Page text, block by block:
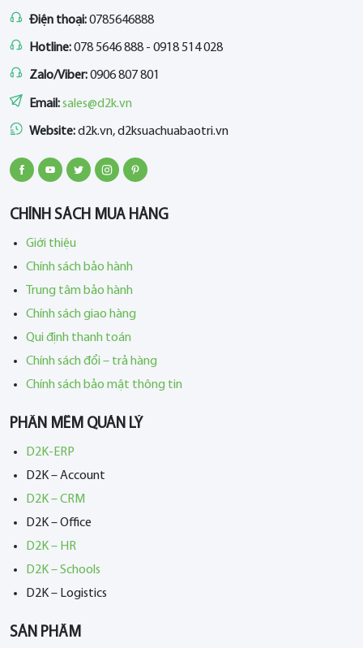
Điện thoại:0785646888
Hotline:078 5646 888 - 0918 514 028
Zalo/Viber:0906 807 801
Email:sales@d2k.vn
Website:d2k.vn, d2ksuachuabaotri.vn
CHÍNH SÁCH MUA HÀNG
Giới thiệu
Chính sách bảo hành
Trung tâm bảo hành
Chính sách giao hàng
Qui định thanh toán
Chính sách đổi – trả hàng
Chính sách bảo mật thông tin
PHẦN MỀM QUẢN LÝ
D2K-ERP
D2K – Account
D2K – CRM
D2K – Office
D2K – HR
D2K – Schools
D2K – Logistics
SẢN PHẨM